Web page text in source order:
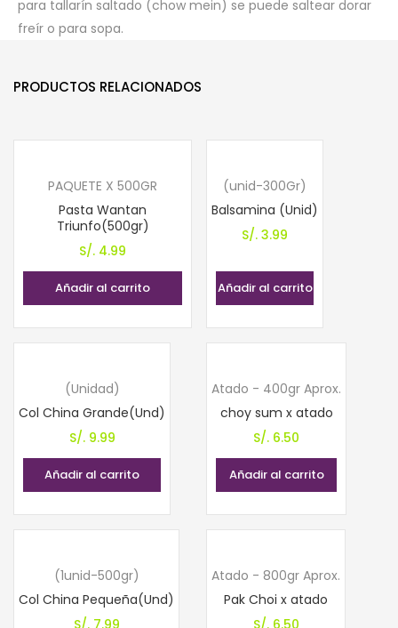
para tallarín saltado (chow mein) se puede saltear dorar
freír o para sopa.
PRODUCTOS RELACIONADOS
PAQUETE X 500GR
Pasta Wantan
Triunfo(500gr)
S/. 4.99
Añadir al carrito
(unid-300Gr)
Balsamina (Unid)
S/. 3.99
Añadir al carrito
(Unidad)
Col China Grande(Und)
S/.9.99
Añadir al carrito
Atado - 400gr Aprox.
choy sum x atado
S/. 6.50
Añadir al carrito
(1unid-500gr)
Col China Pequeña(Und)
S/.7.99
Atado - 800gr Aprox.
Pak Choi x atado
S/.6.50